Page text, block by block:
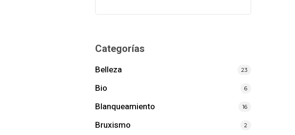
Categorías
Belleza 23
Bio 6
Blanqueamiento 16
Bruxismo 2